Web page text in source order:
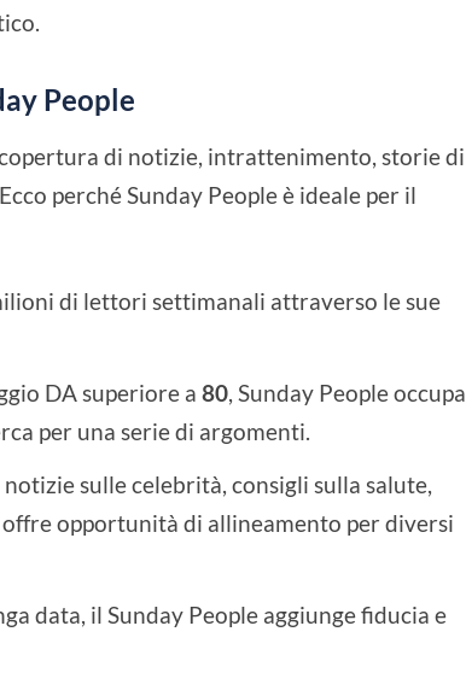
People
di notizie, intrattenimento, storie di
perché Sunday People è ideale per il
di lettori settimanali attraverso le sue
DA superiore a80, Sunday People occupa
per una serie di argomenti.
sulle celebrità, consigli sulla salute,
opportunità di allineamento per diversi
data, il Sunday People aggiunge fiducia e